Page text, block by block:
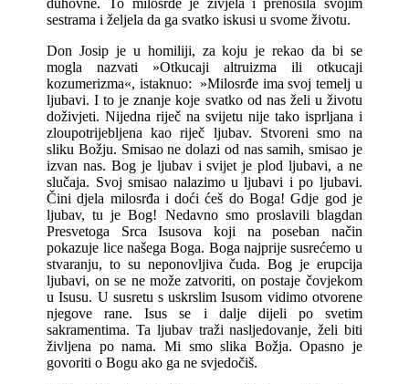
sestrama i željela da ga svatko iskusi u svome životu.
Don Josip je u homiliji, za koju je rekao da bi se
mogla nazvati »Otkucaji altruizma ili otkucaji
kozumerizma«, istaknuo: »Milosrđe ima svoj temelj u
ljubavi. I to je znanje koje svatko od nas želi u životu
doživjeti. Nijedna riječ na svijetu nije tako isprljana i
zloupotrijebljena kao riječ ljubav. Stvoreni smo na
sliku Božju. Smisao ne dolazi od nas samih, smisao je
izvan nas. Bog je ljubav i svijet je plod ljubavi, a ne
slučaja. Svoj smisao nalazimo u ljubavi i po ljubavi.
Čini djela milosrđa i doći ćeš do Boga! Gdje god je
ljubav, tu je Bog! Nedavno smo proslavili blagdan
Presvetoga Srca Isusova koji na poseban način
pokazuje lice našega Boga. Boga najprije susrećemo u
stvaranju, to su neponovljiva čuda. Bog je erupcija
ljubavi, on se ne može zatvoriti, on postaje čovjekom
u Isusu. U susretu s uskrslim Isusom vidimo otvorene
njegove rane. Isus se i dalje dijeli po svetim
sakramentima. Ta ljubav traži nasljedovanje, želi biti
življena po nama. Mi smo slika Božja. Opasno je
govoriti o Bogu ako ga ne svjedočiš.